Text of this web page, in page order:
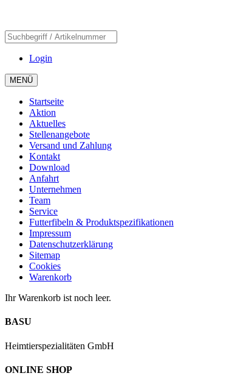
Login
MENÜ
Startseite
Aktion
Aktuelles
Stellenangebote
Versand und Zahlung
Kontakt
Download
Anfahrt
Unternehmen
Team
Service
Futterfibeln & Produktspezifikationen
Impressum
Datenschutzerklärung
Sitemap
Cookies
Warenkorb
Ihr Warenkorb ist noch leer.
BASU
Heimtierspezialitäten GmbH
ONLINE SHOP